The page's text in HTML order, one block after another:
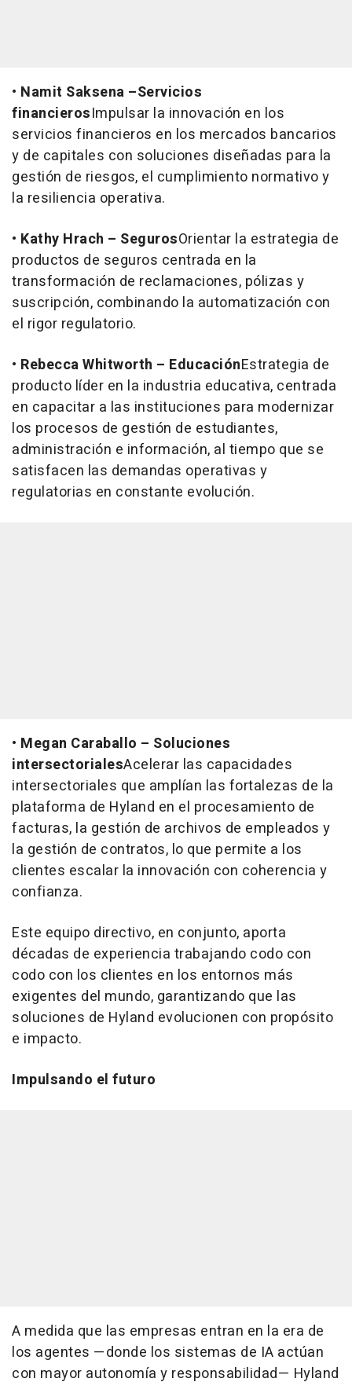
• Namit Saksena –Servicios
financierosImpulsar la innovación en los
servicios financieros en los mercados bancarios
y de capitales con soluciones diseñadas para la
gestión de riesgos, el cumplimiento normativo y
la resiliencia operativa.
• Kathy Hrach – SegurosOrientar la estrategia de
productos de seguros centrada en la
transformación de reclamaciones, pólizas y
suscripción, combinando la automatización con
el rigor regulatorio.
• Rebecca Whitworth – EducaciónEstrategia de
producto líder en la industria educativa, centrada
en capacitar a las instituciones para modernizar
los procesos de gestión de estudiantes,
administración e información, al tiempo que se
satisfacen las demandas operativas y
regulatorias en constante evolución.
• Megan Caraballo – Soluciones
intersectorialesAcelerar las capacidades
intersectoriales que amplían las fortalezas de la
plataforma de Hyland en el procesamiento de
facturas, la gestión de archivos de empleados y
la gestión de contratos, lo que permite a los
clientes escalar la innovación con coherencia y
confianza.
Este equipo directivo, en conjunto, aporta
décadas de experiencia trabajando codo con
codo con los clientes en los entornos más
exigentes del mundo, garantizando que las
soluciones de Hyland evolucionen con propósito
e impacto.
Impulsando el futuro
A medida que las empresas entran en la era de
los agentes —donde los sistemas de IA actúan
con mayor autonomía y responsabilidad— Hyland